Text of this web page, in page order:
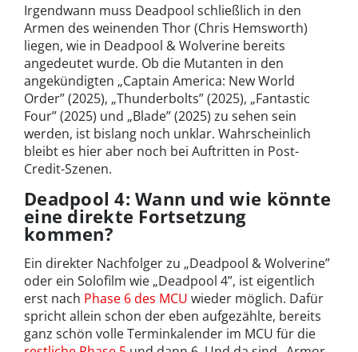
Irgendwann muss Deadpool schließlich in den
Armen des weinenden Thor (Chris Hemsworth)
liegen, wie in Deadpool & Wolverine bereits
angedeutet wurde. Ob die Mutanten in den
angekündigten „Captain America: New World
Order” (2025), „Thunderbolts” (2025), „Fantastic
Four” (2025) und „Blade” (2025) zu sehen sein
werden, ist bislang noch unklar. Wahrscheinlich
bleibt es hier aber noch bei Auftritten in Post-
Credit-Szenen.
Deadpool 4: Wann und wie könnte
eine direkte Fortsetzung
kommen?
Ein direkter Nachfolger zu „Deadpool & Wolverine”
oder ein Solofilm wie „Deadpool 4”, ist eigentlich
erst nach Phase 6 des MCU wieder möglich. Dafür
spricht allein schon der eben aufgezählte, bereits
ganz schön volle Terminkalender im MCU für die